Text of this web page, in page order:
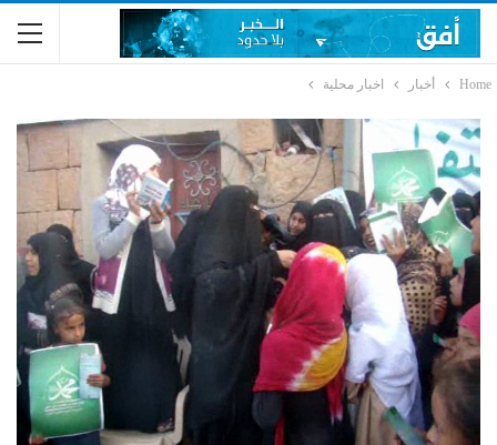
Home أخبار اخبار محلية